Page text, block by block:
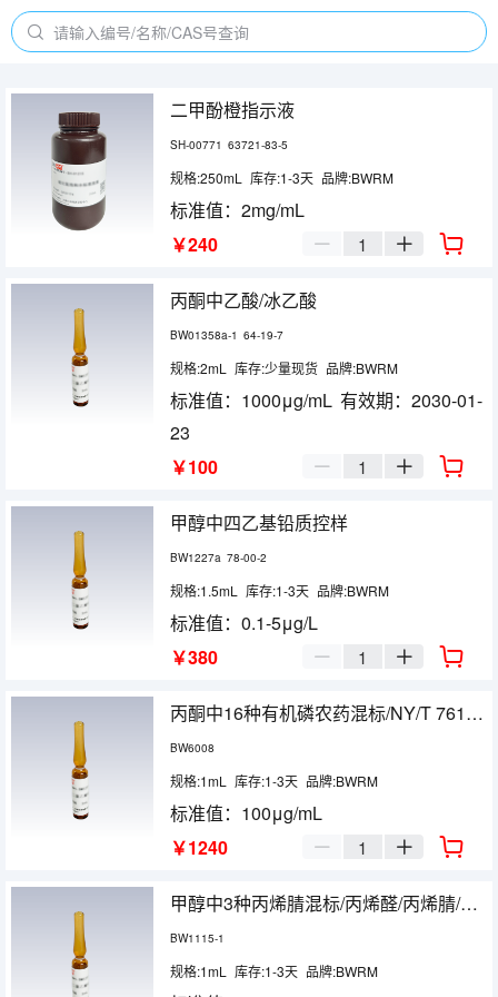
 产品中心
 请输入编号/名称/CAS号查询
二甲酚橙指示液
SH-00771 63721-83-5
规格:250mL 库存:1-3天 品牌:BWRM
标准值：2mg/mL
￥240
  
丙酮中乙酸/冰乙酸
BW01358a-1 64-19-7
规格:2mL 库存:少量现货 品牌:BWRM
标准值：1000μg/mL 有效期：2030-01-
23
￥100
  
甲醇中四乙基铅质控样
BW1227a 78-00-2
规格:1.5mL 库存:1-3天 品牌:BWRM
标准值：0.1-5μg/L
￥380
  
丙酮中16种有机磷农药混标/NY/T 761-2008
BW6008
规格:1mL 库存:1-3天 品牌:BWRM
标准值：100μg/mL
￥1240
  
甲醇中3种丙烯腈混标/丙烯醛/丙烯腈/乙腈/HJ679-2013
BW1115-1
规格:1mL 库存:1-3天 品牌:BWRM